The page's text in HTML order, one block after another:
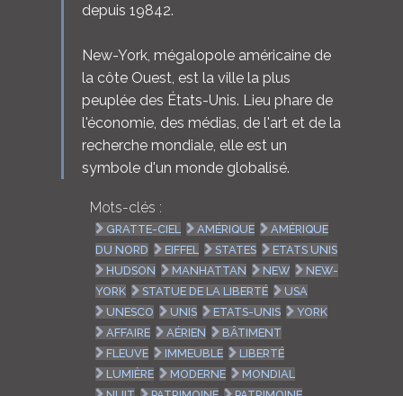
depuis 19842.
New-York, mégalopole américaine de
la côte Ouest, est la ville la plus
peuplée des États-Unis. Lieu phare de
l'économie, des médias, de l'art et de la
recherche mondiale, elle est un
symbole d'un monde globalisé.
Mots-clés :
GRATTE-CIEL AMÉRIQUE
AMÉRIQUE
DU NORD
EIFFEL STATES
ETATS UNIS
HUDSON
MANHATTAN NEW
NEW-
YORK
STATUE DE LA LIBERTÉ
USA
UNESCO
UNIS ETATS-UNIS
YORK
AFFAIRE
AÉRIEN
BÂTIMENT
FLEUVE
IMMEUBLE
LIBERTÉ
LUMIÈRE
MODERNE
MONDIAL